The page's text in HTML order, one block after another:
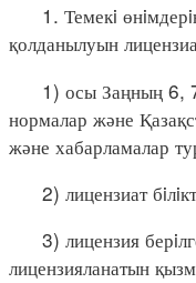
1. Темекi өнiмдерiн
қолданылуын
1) осы Заңның 6, 7
нормалар және
және хабарламалар
2) лицензиат
3) лицензия
лицензияланатын